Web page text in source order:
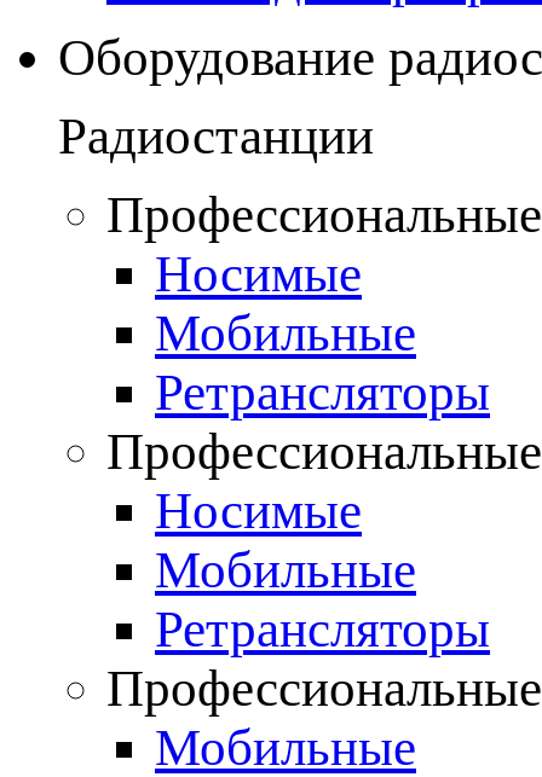
Оборудование
Радиостанции
Носимые
Мобильные
Ретрансляторы
Носимые
Мобильные
Ретрансляторы
Мобильные